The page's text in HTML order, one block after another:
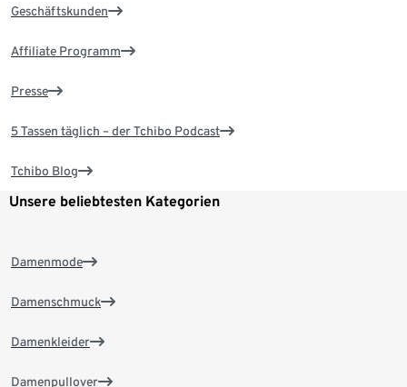
Geschäftskunden
Affiliate Programm
Presse
5 Tassen täglich – der Tchibo Podcast
Tchibo Blog
Unsere beliebtesten Kategorien
Damenmode
Damenschmuck
Damenkleider
Damenpullover